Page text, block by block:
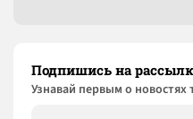
Подпишись на
Узнaвай первым о новостях